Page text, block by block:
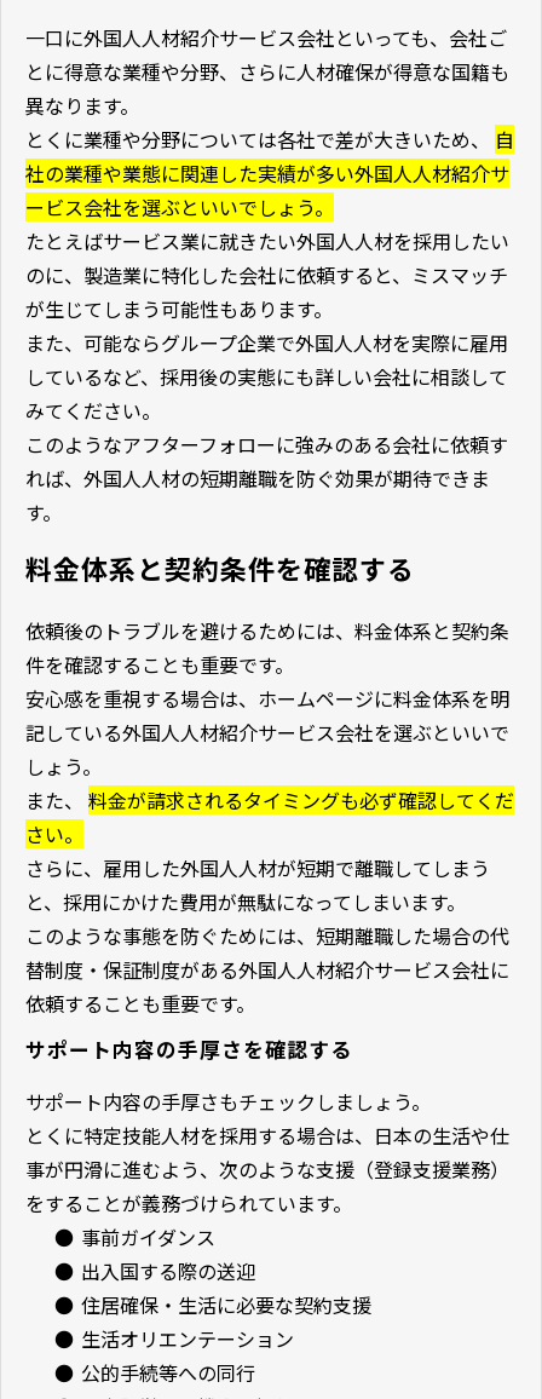
一口に外国人人材紹介サービス会社といっても、会社ご
とに得意な業種や分野、さらに人材確保が得意な国籍も
異なります。
とくに業種や分野については各社で差が大きいため、 自
社の業種や業態に関連した実績が多い外国人人材紹介サ
ービス会社を選ぶといいでしょう。
たとえばサービス業に就きたい外国人人材を採用したい
のに、製造業に特化した会社に依頼すると、ミスマッチ
が生じてしまう可能性もあります。
また、可能ならグループ企業で外国人人材を実際に雇用
しているなど、採用後の実態にも詳しい会社に相談して
みてください。
このようなアフターフォローに強みのある会社に依頼す
れば、外国人人材の短期離職を防ぐ効果が期待できま
す。
料金体系と契約条件を確認する
依頼後のトラブルを避けるためには、料金体系と契約条
件を確認することも重要です。
安心感を重視する場合は、ホームページに料金体系を明
記している外国人人材紹介サービス会社を選ぶといいで
しょう。
また、 料金が請求されるタイミングも必ず確認してくだ
さい。
さらに、雇用した外国人人材が短期で離職してしまう
と、採用にかけた費用が無駄になってしまいます。
このような事態を防ぐためには、短期離職した場合の代
替制度・保証制度がある外国人人材紹介サービス会社に
依頼することも重要です。
サポート内容の手厚さを確認する
サポート内容の手厚さもチェックしましょう。
とくに特定技能人材を採用する場合は、日本の生活や仕
事が円滑に進むよう、次のような支援（登録支援業務）
をすることが義務づけられています。
● 事前ガイダンス
● 出入国する際の送迎
● 住居確保・生活に必要な契約支援
● 生活オリエンテーション
● 公的手続等への同行